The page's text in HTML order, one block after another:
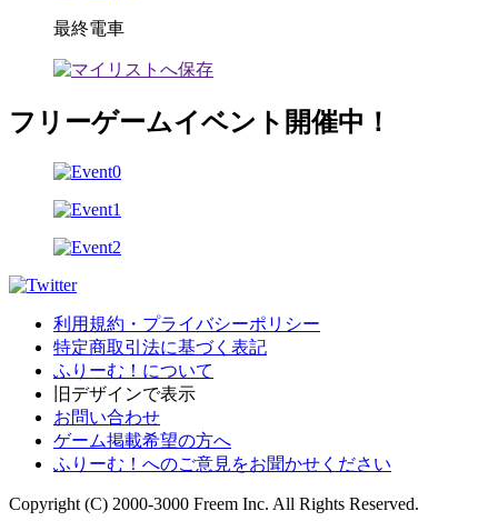
最終電車
フリーゲームイベント開催中！
利用規約・プライバシーポリシー
特定商取引法に基づく表記
ふりーむ！について
旧デザインで表示
お問い合わせ
ゲーム掲載希望の方へ
ふりーむ！へのご意見をお聞かせください
Copyright (C) 2000-3000 Freem Inc. All Rights Reserved.